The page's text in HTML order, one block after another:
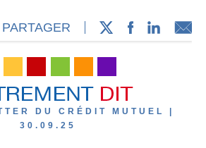
PARTAGER
DU CRÉDIT MUTUEL |
30.09.25